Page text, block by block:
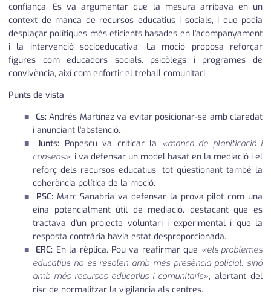
confiança. Es va argumentar que la mesura arribava en un
context de manca de recursos educatius i socials, i que podia
desplaçar polítiques més eficients basades en l'acompanyament
i la intervenció socioeducativa. La moció proposa reforçar
figures com educadors socials, psicòlegs i programes de
convivència, així com enfortir el treball comunitari.
Punts de vista
Cs:Andrés Martínez va evitar posicionar-se amb claredat
i anunciant l'abstenció.
Junts: Popescu va criticar la «manca de planificació i
consens», i va defensar un model basat en la mediació i el
reforç dels recursos educatius, tot qüestionant també la
coherència política de la moció.
PSC:Marc Sanabria va defensar la prova pilot com una
eina potencialment útil de mediació, destacant que es
tractava d'un projecte voluntari i experimental i que la
resposta contrària havia estat desproporcionada.
ERC: En la rèplica, Pou va reafirmar que «els problemes
educatius no es resolen amb més presència policial, sinó
amb més recursos educatius i comunitaris», alertant del
risc de normalitzar la vigilància als centres.